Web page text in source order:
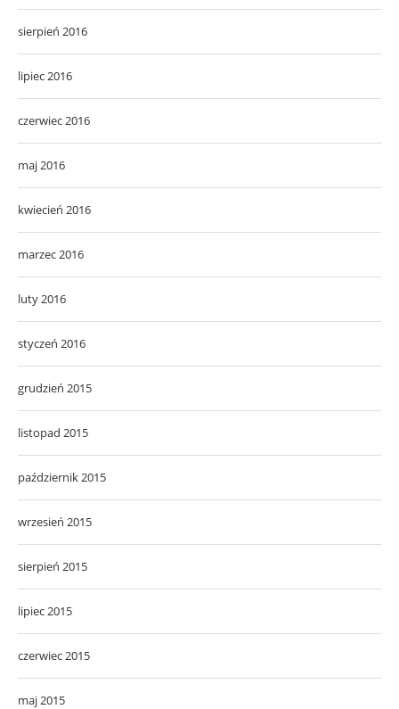
sierpień 2016
lipiec 2016
czerwiec 2016
maj 2016
kwiecień 2016
marzec 2016
luty 2016
styczeń 2016
grudzień 2015
listopad 2015
październik 2015
wrzesień 2015
sierpień 2015
lipiec 2015
czerwiec 2015
maj 2015